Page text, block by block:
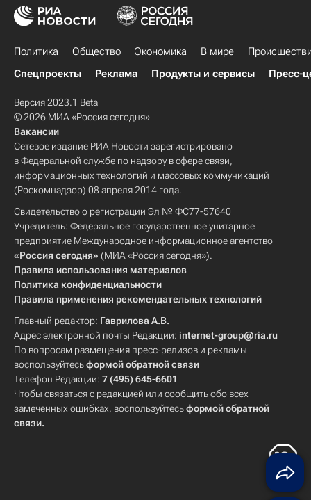
Политика Общество Экономика В мире
Спецпроекты
Реклама Продукты и сервисы Пресс-
Версия 2023.1 Beta
© 2026 МИА «Россия сегодня»
Вакансии
Сетевое издание РИА Новости зарегистрировано
в Федеральной службе по надзору в сфере связи,
информационных технологий и массовых коммуникаций
(Роскомнадзор) 08 апреля 2014 года.
Свидетельство о регистрации Эл № ФС77-57640
Учредитель: Федеральное государственное унитарное
предприятие Международное информационное агентство
«Россия сегодня» (МИА «Россия сегодня»).
Правила использования материалов
Политика конфиденциальности
Правила применения рекомендательных технологий
Главный редактор: Гаврилова А.В.
Адрес электронной почты Редакции: internet-group@ria.ru
По вопросам размещения пресс-релизов и рекламы
воспользуйтесьформой обратной связи
Телефон Редакции: 7 (495) 645-6601
Чтобы связаться с редакцией или сообщить обо всех
замеченных ошибках, воспользуйтесьформой обратной
связи.